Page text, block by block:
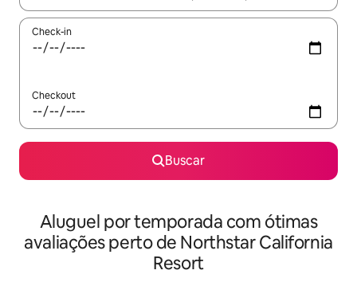
Check-in
Checkout
Buscar
Aluguel por temporada com ótimas
avaliações perto de Northstar California
Resort